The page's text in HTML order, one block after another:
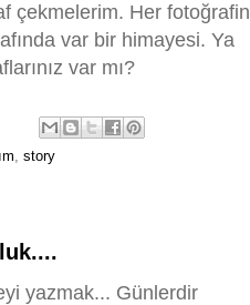
çekmelerim. Her fotoğrafin
var bir himayesi. Ya
var mı?
, story
yazmak... Günlerdir